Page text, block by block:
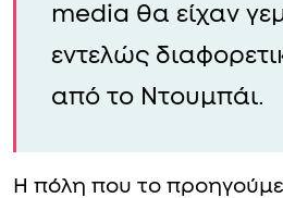
media θα είχαν
εντελώς
από το Ντουμπάι.
Η πόλη που το